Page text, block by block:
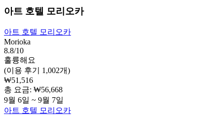
아트 호텔 모리오카
아트 호텔 모리오카
Morioka
8.8/10
훌륭해요
(이용 후기 1,002개)
₩51,516
총 요금: ₩56,668
9월 6일 ~ 9월 7일
아트 호텔 모리오카